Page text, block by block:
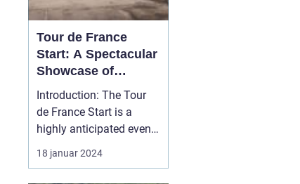
Tour de France
Start: A Spectacular
Showcase of
Cycling Excellence
Introduction: The Tour
de France Start is a
highly anticipated event
that marks the beginning
of the prestigious Tour
18 januar 2024